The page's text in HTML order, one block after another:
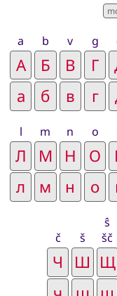
a
b v g
l m n o
č š
ŝ
šč